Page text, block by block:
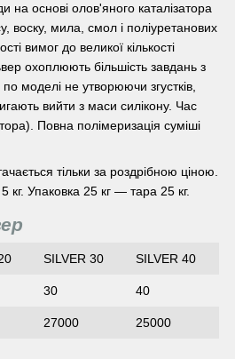
на основі олов'яного каталізатора
воску, мила, смол і поліуретанових
вимог до великої кількості
охоплюють більшість завдань з
моделі не утворюючи згустків,
вийти з маси силікону. Час
Повна полімеризація суміші
тільки за роздрібною ціною.
кг. Упаковка 25 кг — тара 25 кг.
SILVER 30 SILVER 40
30 40
27000 25000